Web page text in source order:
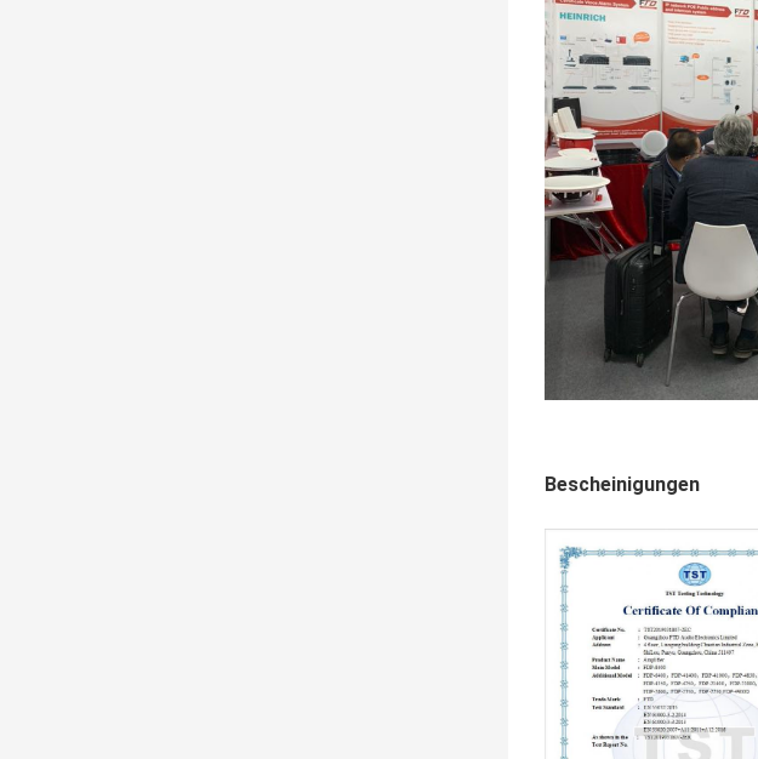
Bescheinigungen